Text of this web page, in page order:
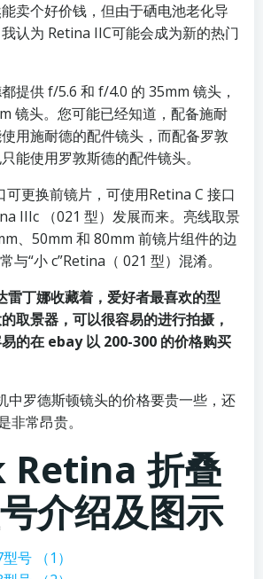
卖个好价钱，但由于硒电池老化导
认为 Retina IIC可能会成为新的热门
提供 f/5.6 和 f/4.0 的 35mm 镜头，
镜头。您可能已经知道，配备施耐
用施耐德的配件镜头，而配备罗敦
能使用罗敦斯德的配件镜头。
可更换前镜片，可使用Retina C 接口
IIIc （021 型）发展而来。亮线取景
、50mm 和 80mm 前镜片组件的边
与“小 c”Retina（ 021 型）混淆。
丁娜收藏着，爱好者最喜欢的型
取景器，可以很容易的进行拍摄，
的在 ebay 以 200-300 的价格购买
中罗德斯顿镜头的价格要贵一些，还
非常昂贵。
Retina 折叠
介绍及图示
号 （1）